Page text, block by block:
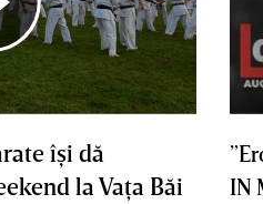
îşi dă
la Vaţa Băi
IN